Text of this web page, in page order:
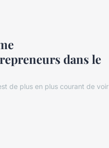
dans le
de plus en plus courant de voir